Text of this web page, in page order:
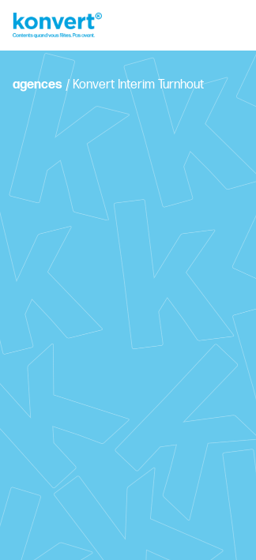
agences / Konvert Interim Turnhout
De Merodelei 95, 2300 Turnhout
+32 14 44 00 33
turnhout.interim@konvert.be
Planifiez votre entretien personnel